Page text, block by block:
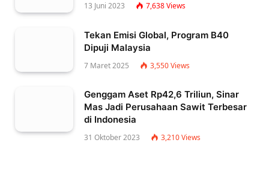
13 Juni 2023 7,638Views
Tekan Emisi Global, Program B40
Dipuji Malaysia
7 Maret 2025 3,550Views
Genggam Aset Rp42,6 Triliun, Sinar
Mas Jadi Perusahaan Sawit Terbesar
di Indonesia
31 Oktober 2023 3,210Views